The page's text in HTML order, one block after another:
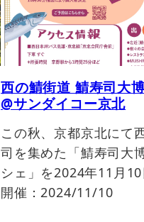
西の鯖街道 鯖寿司大
@サンダイコー京北
この秋、京都京北にて
司を集めた「鯖寿司大
シェ」を2024年11月
開催：2024/11/10